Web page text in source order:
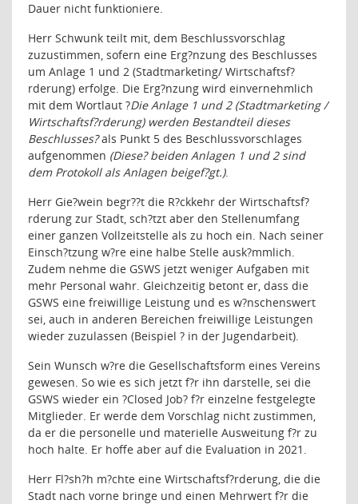
Dauer nicht funktioniere.
Herr Schwunk teilt mit, dem Beschlussvorschlag
zuzustimmen, sofern eine Erg?nzung des Beschlusses
um Anlage 1 und 2 (Stadtmarketing/ Wirtschaftsf?
rderung) erfolge. Die Erg?nzung wird einvernehmlich
mit dem Wortlaut ?Die Anlage 1 und 2 (Stadtmarketing /
Wirtschaftsf?rderung) werden Bestandteil dieses
Beschlusses?als Punkt 5 des Beschlussvorschlages
aufgenommen (Diese?beiden Anlagen 1 und 2 sind
dem Protokoll als Anlagen beigef?gt.).
Herr Gie?wein begr??t die R?ckkehr der Wirtschaftsf?
rderung zur Stadt, sch?tzt aber den Stellenumfang
einer ganzen Vollzeitstelle als zu hoch ein. Nach seiner
Einsch?tzung w?re eine halbe Stelle ausk?mmlich.
Zudem nehme die GSWS jetzt weniger Aufgaben mit
mehr Personal wahr. Gleichzeitig betont er, dass die
GSWS eine freiwillige Leistung und es w?nschenswert
sei, auch in anderen Bereichen freiwillige Leistungen
wieder zuzulassen (Beispiel ? in der Jugendarbeit).
Sein Wunsch w?re die Gesellschaftsform eines Vereins
gewesen. So wie es sich jetzt f?r ihn darstelle, sei die
GSWS wieder ein ?Closed Job? f?r einzelne festgelegte
Mitglieder. Er werde dem Vorschlag nicht zustimmen,
da er die personelle und materielle Ausweitung f?r zu
hoch halte. Er hoffe aber auf die Evaluation in 2021.
Herr Fl?sh?h m?chte eine Wirtschaftsf?rderung, die die
Stadt nach vorne bringe und einen Mehrwert f?r die